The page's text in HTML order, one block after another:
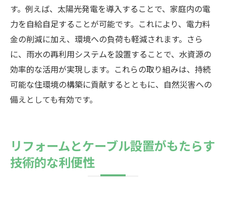
す。例えば、太陽光発電を導入することで、家庭内の電
力を自給自足することが可能です。これにより、電力料
金の削減に加え、環境への負荷も軽減されます。さら
に、雨水の再利用システムを設置することで、水資源の
効率的な活用が実現します。これらの取り組みは、持続
可能な住環境の構築に貢献するとともに、自然災害への
備えとしても有効です。
リフォームとケーブル設置がもたらす
技術的な利便性